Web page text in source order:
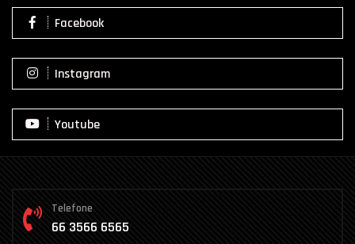
Facebook
Instagram
Youtube
Telefone
66 3566 6565